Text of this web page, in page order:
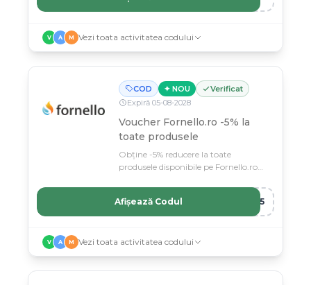
V A M Vezi toata activitatea codului
COD ✦ NOU
Verificat
Expiră 05-08-2028
Voucher Fornello.ro -5% la
toate produsele
Obține -5% reducere la toate
produsele disponibile pe Fornello.ro
RA5
Afișează Codul
V A M Vezi toata activitatea codului